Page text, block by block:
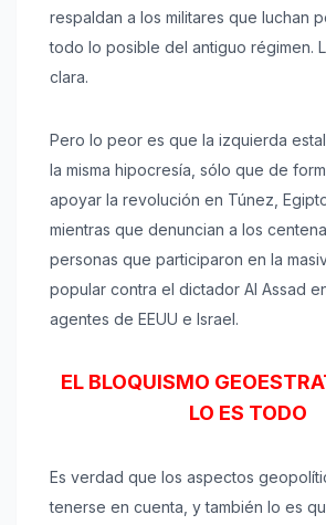
respaldan a los militares que luchan
todo lo posible del antiguo régimen.
clara.
Pero lo peor es que la izquierda
la misma hipocresía, sólo que de
apoyar la revolución en Túnez,
mientras que denuncian a los
personas que participaron en la
popular contra el dictador Al Assad
agentes de EEUU e Israel.
EL BLOQUISMO
LO ES TODO
Es verdad que los aspectos
tenerse en cuenta, y también lo es